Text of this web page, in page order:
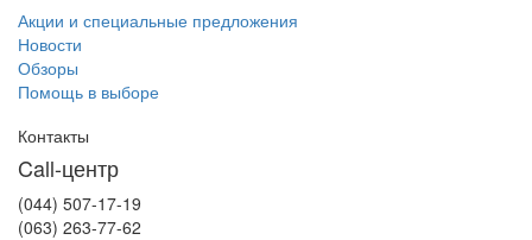
Акции и специальные предложения
Новости
Обзоры
Помощь в выборе
Контакты
Call-центр
(044) 507-17-19
(063) 263-77-62